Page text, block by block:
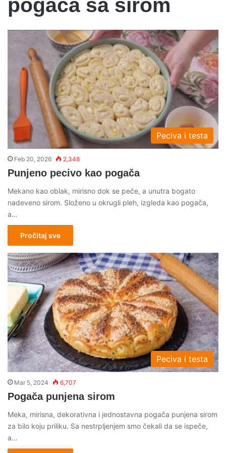
pogaca sa sirom
Peciva i testa
Feb 20, 2026 2,348
Punjeno pecivo kao pogača
Mekano kao oblak, mirisno dok se peče, a unutra bogato
nadeveno sirom. Složeno u okrugli pleh, izgleda kao pogača,
a…
Pročitaj sve
Peciva i testa
Mar 5, 2024 6,707
Pogača punjena sirom
Meka, mirisna, dekorativna i jednostavna pogača punjena sirom
za bilo koju priliku. Sa nestrpljenjem smo čekali da se ispeče,
a…